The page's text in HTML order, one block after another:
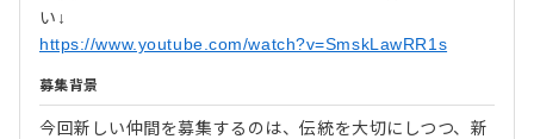
い↓
https://www.youtube.com/watch?v=SmskLawRR1s
募集背景
今回新しい仲間を募集するのは、伝統を大切にしつつ、新